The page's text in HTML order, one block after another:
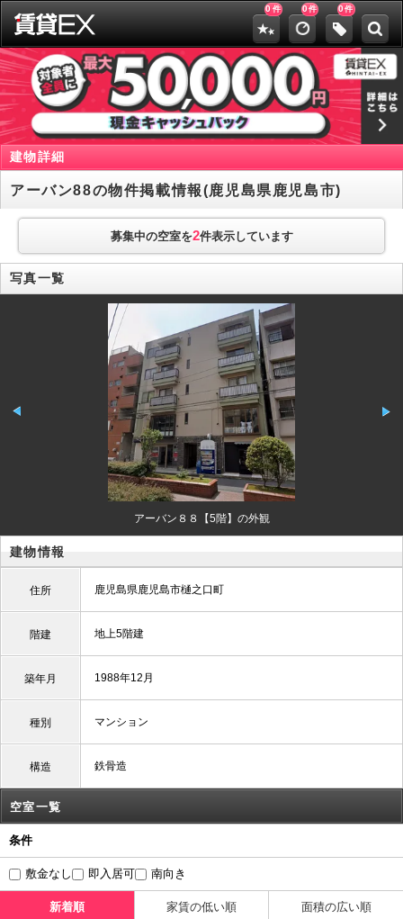
0 件 0件 0件
建物詳細
アーバン88の物件掲載情報(鹿児島県鹿児島市)
募集中の空室を2件表示しています
写真一覧
アーバン８８【5階】の外観
建物情報
住所 鹿児島県鹿児島市樋之口町
階建 地上5階建
築年月 1988年12月
種別 マンション
構造 鉄骨造
空室一覧
条件
敷金なし 即入居可 南向き
新着順 家賃の低い順 面積の広い順